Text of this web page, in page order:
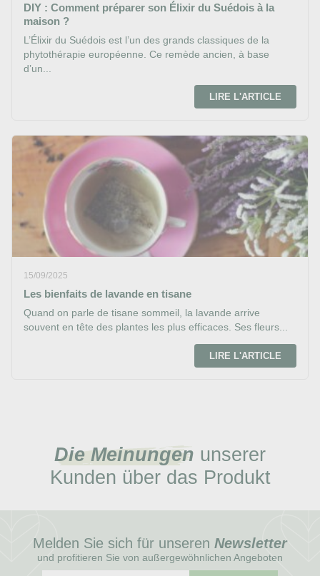
DIY : Comment préparer son Élixir du Suédois à la
maison ?
L’Élixir du Suédois est l’un des grands classiques de la
phytothérapie européenne. Ce remède ancien, à base
d’un...
LIRE L'ARTICLE
15/09/2025
Les bienfaits de lavande en tisane
Quand on parle de tisane sommeil, la lavande arrive
souvent en tête des plantes les plus efficaces. Ses fleurs...
LIRE L'ARTICLE
Die Meinungen unserer
Kunden über das Produkt
Melden Sie sich für unseren Newsletter
und profitieren Sie von außergewöhnlichen Angeboten